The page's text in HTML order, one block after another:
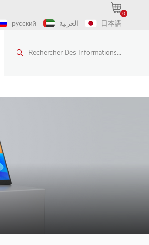
0
русский العربية 日本語
Rechercher Des Informations...